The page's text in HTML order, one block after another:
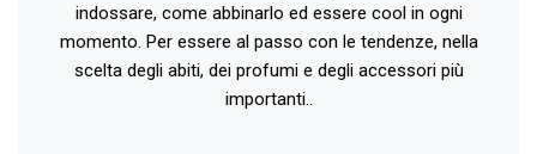
indossare, come abbinarlo ed essere cool in ogni
momento. Per essere al passo con le tendenze, nella
scelta degli abiti, dei profumi e degli accessori più
importanti..